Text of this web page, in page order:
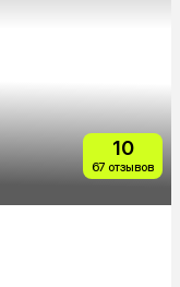
10
67 отзывов